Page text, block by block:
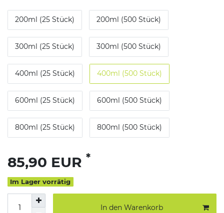
200ml (25 Stück) 200ml (500 Stück)
300ml (25 Stück) 300ml (500 Stück)
400ml (25 Stück) 400ml (500 Stück)
600ml (25 Stück) 600ml (500 Stück)
800ml (25 Stück) 800ml (500 Stück)
85,90 EUR *
Im Lager vorrätig
In den Warenkorb